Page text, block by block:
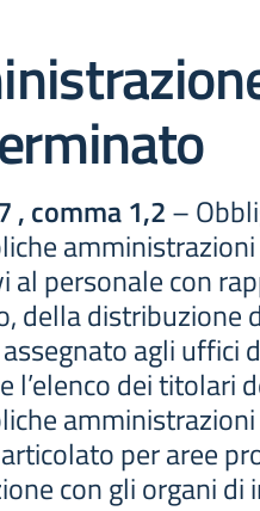
, comma 1,2–
al personale con
della distribuzione
agli uffici
l’elenco dei titolari
per aree
con gli organi di